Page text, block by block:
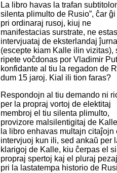
La libro havas la trafan
silenta plimulto de Rusio”, ĉar
pri ordinaraj rusoj, kiuj ne
manifestacias surstrate, ne
intervjuataj de eksterlandaj
(escepte kiam Kalle ilin vizitas),
ripete voĉdonas por Vladimir
konfidante al tiu la regadon de
dum 15 jaroj. Kial ili tion faras?
Respondojn al tiu demando ni
per la propraj vortoj de elektitaj
membroj el tiu silenta plimulto,
provizore malsilentigitaj de
la libro enhavas multajn citaĵojn
intervjuoj kun ili, sed ankaŭ per
klarigoj de Kalle, kiu ĉerpas el
propraj spertoj kaj el pluraj
pri la lastatempa historio de